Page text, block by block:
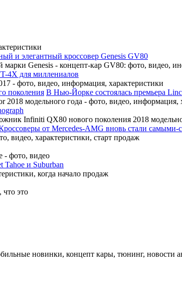
и элегантный кроссовер Genesis GV80
Genesis - концепт-кар GV80: фото, видео,
4X для миллениалов
- фото, видео, информация, характеристики
В Нью-Йорке состоялась премьера
модельного года - фото, видео, информация,
Infiniti QX80 нового поколения 2018
от Mercedes-AMG вновь стали
видео, характеристики, старт продаж
- фото, видео
и Suburban
когда начало продаж
это
новинки, концепт кары, тюнинг, новости